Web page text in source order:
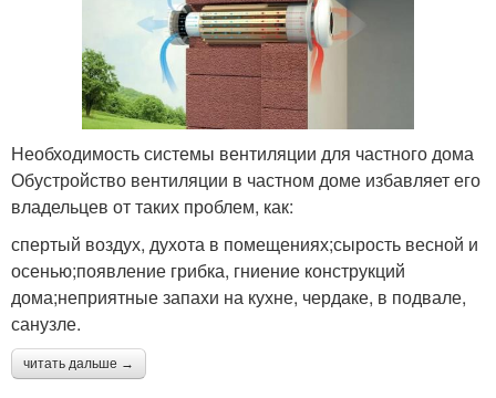
Необходимость системы вентиляции для частного дома
Обустройство вентиляции в частном доме избавляет его
владельцев от таких проблем, как:
спертый воздух, духота в помещениях;сырость весной и
осенью;появление грибка, гниение конструкций
дома;неприятные запахи на кухне, чердаке, в подвале,
санузле.
читать дальше →